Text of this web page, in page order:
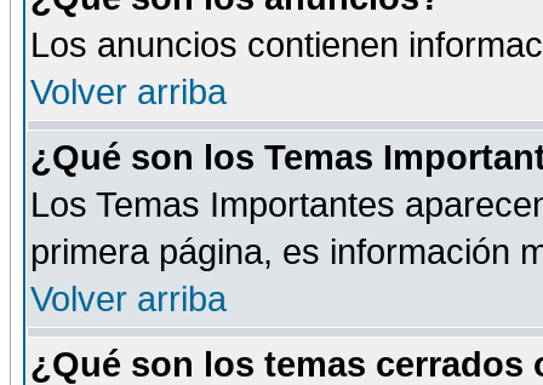
Los anuncios contienen
Volver arriba
¿Qué son los Temas
Los Temas Importantes
primera página, es información
Volver arriba
¿Qué son los temas cerrados